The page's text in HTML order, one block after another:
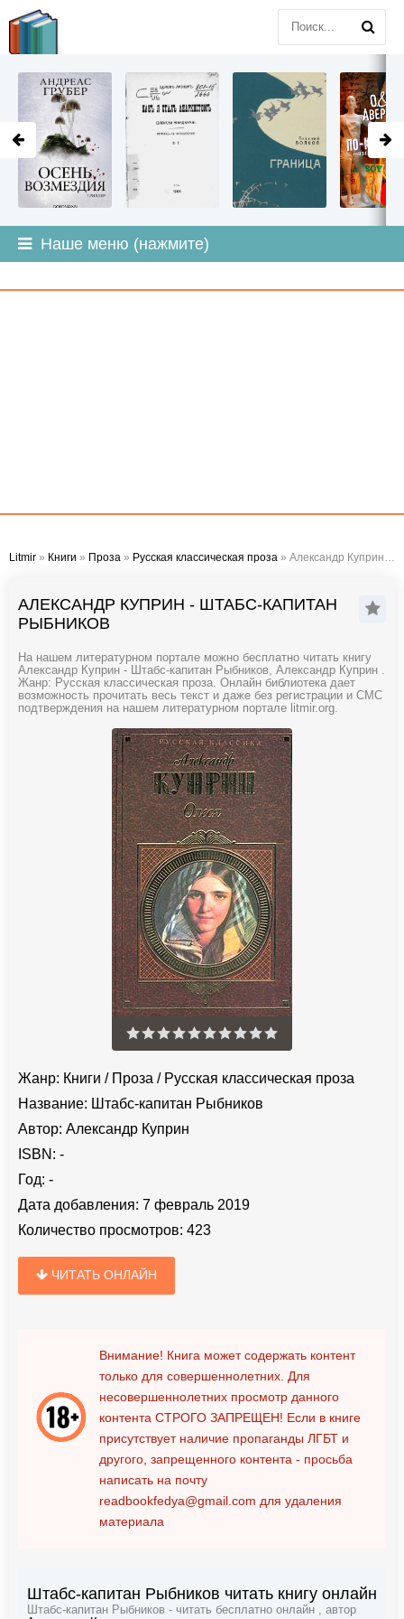
Наше меню (нажмите)
Litmir » Книги » Проза » Русская классическая проза » Александр Куприн - Штабс-капитан Рыбников
АЛЕКСАНДР КУПРИН - ШТАБС-КАПИТАН
РЫБНИКОВ
На нашем литературном портале можно бесплатно читать книгу
Александр Куприн - Штабс-капитан Рыбников, Александр Куприн .
Жанр: Русская классическая проза. Онлайн библиотека дает
возможность прочитать весь текст и даже без регистрации и СМС
подтверждения на нашем литературном портале litmir.org.
Жанр: Книги / Проза / Русская классическая проза
Название: Штабс-капитан Рыбников
Автор: Александр Куприн
ISBN: -
Год: -
Дата добавления: 7 февраль 2019
Количество просмотров: 423
ЧИТАТЬ ОНЛАЙН
Внимание! Книга может содержать контент
только для совершеннолетних. Для
несовершеннолетних просмотр данного
контента СТРОГО ЗАПРЕЩЕН! Если в книге
присутствует наличие пропаганды ЛГБТ и
другого, запрещенного контента - просьба
написать на почту
readbookfedya@gmail.com для удаления
материала
Штабс-капитан Рыбников читать книгу онлайн
Штабс-капитан Рыбников - читать бесплатно онлайн , автор
LITMIR.ORG